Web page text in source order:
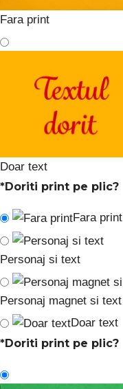
Fara print
Doar text
*Doriti print pe plic?
Fara print
Personaj si text
Personaj magnet si text
Doar text
*Doriti print pe plic?